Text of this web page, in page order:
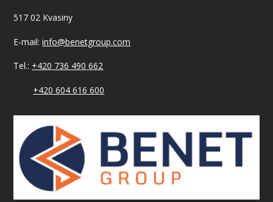
517 02 Kvasiny
E-mail:info@benetgroup.com
Tel.: +420 736 490 662
+420 604 616 600